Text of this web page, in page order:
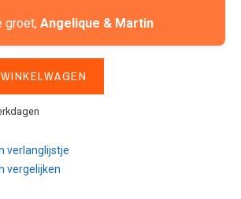
groet, Angelique & Martin
verlanglijstje
vergelijken